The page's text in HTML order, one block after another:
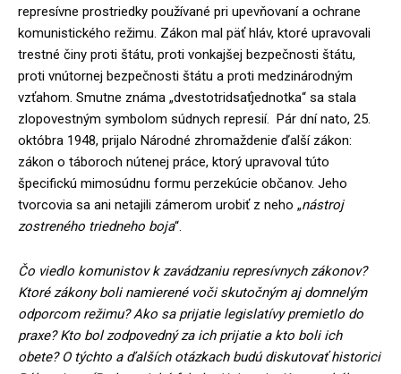
represívne prostriedky používané pri upevňovaní a ochrane
komunistického režimu. Zákon mal päť hláv, ktoré upravovali
trestné činy proti štátu, proti vonkajšej bezpečnosti štátu,
proti vnútornej bezpečnosti štátu a proti medzinárodným
vzťahom. Smutne známa „dvestotridsaťjednotka“ sa stala
zlopovestným symbolom súdnych represií. Pár dní nato, 25.
októbra 1948, prijalo Národné zhromaždenie ďalší zákon:
zákon o táboroch nútenej práce, ktorý upravoval túto
špecifickú mimosúdnu formu perzekúcie občanov. Jeho
tvorcovia sa ani netajili zámerom urobiť z neho „nástroj
zostreného triedneho boja“.
Čo viedlo komunistov k zavádzaniu represívnych zákonov?
Ktoré zákony boli namierené voči skutočným aj domnelým
odporcom režimu? Ako sa prijatie legislatívy premietlo do
praxe? Kto bol zodpovedný za ich prijatie a kto boli ich
obete? O týchto a ďalších otázkach budú diskutovať historici